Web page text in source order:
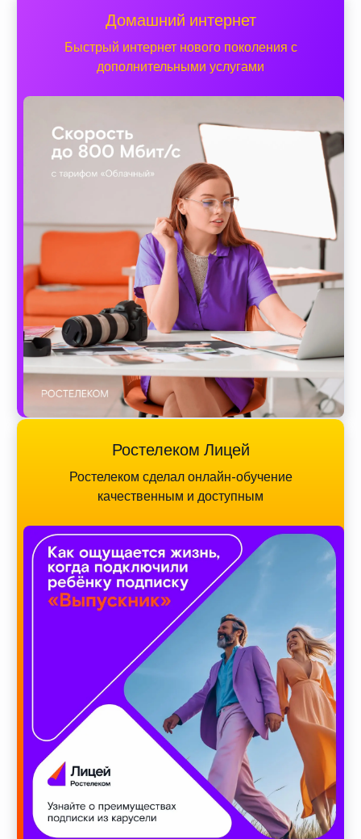
Домашний интернет
Быстрый интернет нового поколения с
дополнительными услугами
Ростелеком Лицей
Ростелеком сделал онлайн-обучение
качественным и доступным